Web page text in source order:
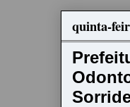
quinta-